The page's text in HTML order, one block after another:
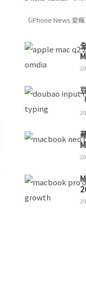
《iPhone News 愛